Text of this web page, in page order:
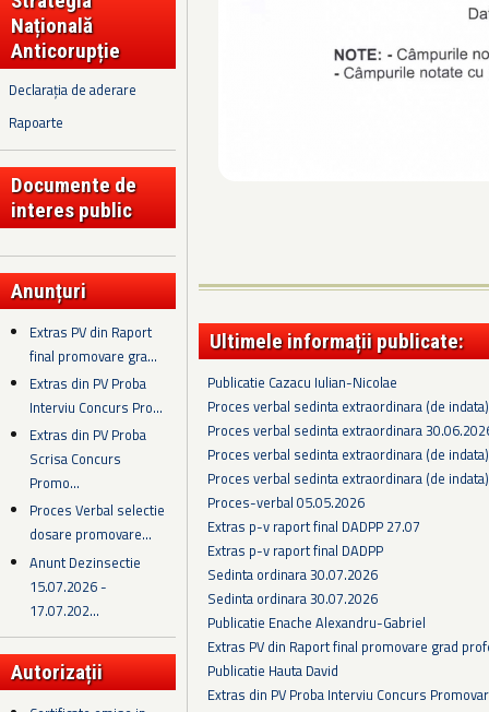
Națională
Anticorupție
Declarația de aderare
Rapoarte
Documente de
interes public
Anunțuri
Extras PV din Raport
final promovare gra...
Extras din PV Proba
Interviu Concurs Pro...
Extras din PV Proba
Scrisa Concurs
Promo...
Proces Verbal selectie
dosare promovare...
Anunt Dezinsectie
15.07.2026 -
17.07.202...
Autorizații
Ultimele informații publicate:
Publicatie Cazacu Iulian-Nicolae
Proces verbal sedinta extraordinara (de
Proces verbal sedinta extraordinara
Proces verbal sedinta extraordinara (de
Proces verbal sedinta extraordinara (de
Proces-verbal 05.05.2026
Extras p-v raport final DADPP 27.07
Extras p-v raport final DADPP
Sedinta ordinara 30.07.2026
Sedinta ordinara 30.07.2026
Publicatie Enache Alexandru-Gabriel
Extras PV din Raport final promovare grad
Publicatie Hauta David
Extras din PV Proba Interviu Concurs